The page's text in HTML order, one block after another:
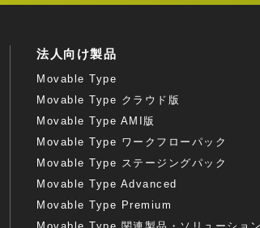
法人向け製品
Movable Type
Movable Type クラウド版
Movable Type AMI版
Movable Type ワークフローパック
Movable Type ステージングパック
Movable Type Advanced
Movable Type Premium